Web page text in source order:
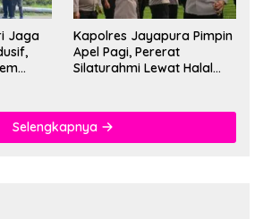
Jaga
Kapolres Jayapura Pimpin
Apel Pagi, Pererat
Silaturahmi Lewat Halal
Selengkapnya